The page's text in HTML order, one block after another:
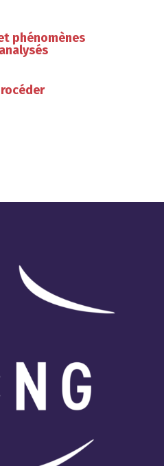
phénomènes